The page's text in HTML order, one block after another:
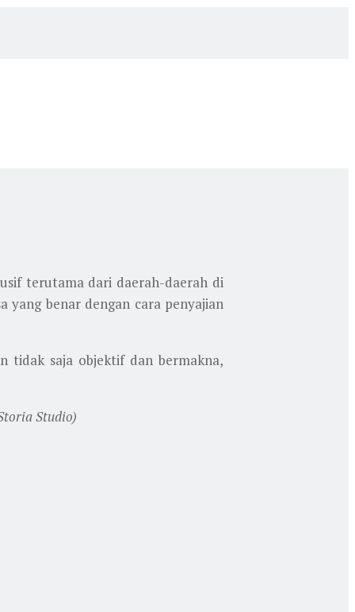
terutama dari daerah-daerah di
yang benar dengan cara penyajian
tidak saja objektif dan bermakna,
Studio)